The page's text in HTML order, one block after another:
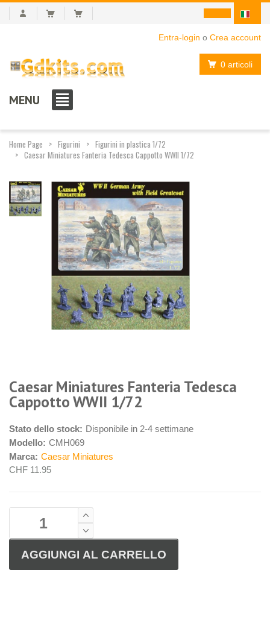
Entra-login o Crea account
0 articoli
MENU
Home Page Figurini
Figurini in plastica 1/72
Caesar Miniatures Fanteria Tedesca Cappotto WWII 1/72
Caesar Miniatures Fanteria Tedesca
Cappotto WWII 1/72
Stato dello stock: Disponibile in 2-4 settimane
Modello: CMH069
Marca: Caesar Miniatures
CHF 11.95